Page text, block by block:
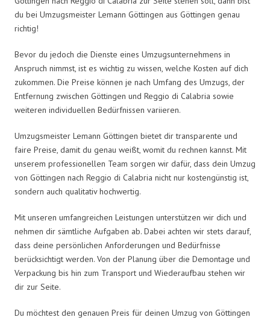
du bei Umzugsmeister Lemann Göttingen aus Göttingen genau
richtig!
Bevor du jedoch die Dienste eines Umzugsunternehmens in
Anspruch nimmst, ist es wichtig zu wissen, welche Kosten auf dich
zukommen. Die Preise können je nach Umfang des Umzugs, der
Entfernung zwischen Göttingen und Reggio di Calabria sowie
weiteren individuellen Bedürfnissen variieren.
Umzugsmeister Lemann Göttingen bietet dir transparente und
faire Preise, damit du genau weißt, womit du rechnen kannst. Mit
unserem professionellen Team sorgen wir dafür, dass dein Umzug
von Göttingen nach Reggio di Calabria nicht nur kostengünstig ist,
sondern auch qualitativ hochwertig.
Mit unseren umfangreichen Leistungen unterstützen wir dich und
nehmen dir sämtliche Aufgaben ab. Dabei achten wir stets darauf,
dass deine persönlichen Anforderungen und Bedürfnisse
berücksichtigt werden. Von der Planung über die Demontage und
Verpackung bis hin zum Transport und Wiederaufbau stehen wir
dir zur Seite.
Du möchtest den genauen Preis für deinen Umzug von Göttingen